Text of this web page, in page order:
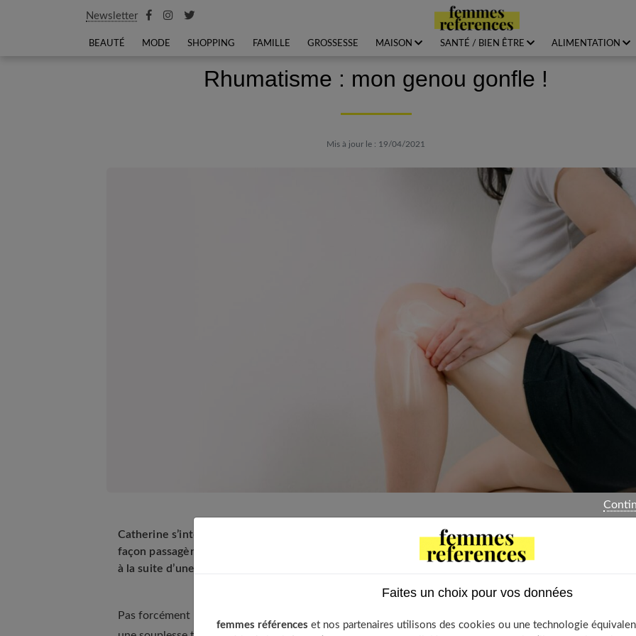
Newsletter
BEAUTÉ MODE SHOPPING FAMILLE GROSSESSE MAISON SANTÉ / BIEN ÊTRE ALIMENTATION
Rhumatisme : mon genou gonfle !
Mis à jour le : 19/04/2021
Catherine s’interroge : « Depuis près de deux ans, mon genou droit se met soudain à gonfler de
façon passagère, à intervalles plus ou moins espacés. Je pensais qu’il s’agissait d’une arthrose. Mais,
à la suite d’une radio, le spécialisée a parlé de chondrocalcinose. Est-ce plus grave ? »
Pas forcément plus grave, mais d'une désespérante chronicité. Entre deux crises, l'articulation retrouve
Faites un choix pour vos données
femmes références et nos partenaires utilisons des cookies ou une technologie